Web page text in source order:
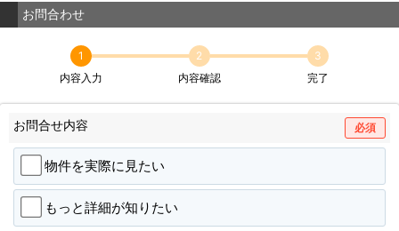
お問合わせ
1
内容入力
2
内容確認
3
完了
お問合せ内容 必須
物件を実際に見たい
もっと詳細が知りたい